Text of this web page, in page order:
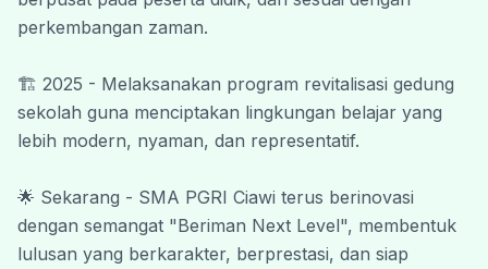
Wassalamu’alaikum Warahmatullahi
#SmapiBeriman #SmapiNextLevel
perkembangan zaman.
🏗️ 2025 - Melaksanakan program revitalisasi gedung
sekolah guna menciptakan lingkungan belajar yang
lebih modern, nyaman, dan representatif.
🌟 Sekarang - SMA PGRI Ciawi terus berinovasi
dengan semangat "Beriman Next Level", membentuk
lulusan yang berkarakter, berprestasi, dan siap